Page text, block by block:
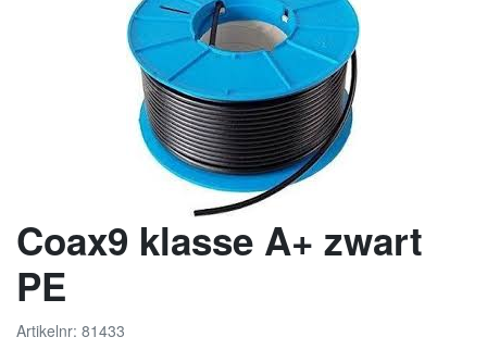
Coax9 klasse A+ zwart
PE
Artikelnr: 81433